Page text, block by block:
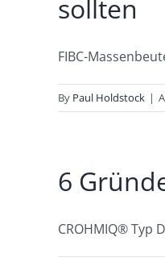
sollten
FIBC-
By Paul Holdstock |
6
CROHMIQ® Typ